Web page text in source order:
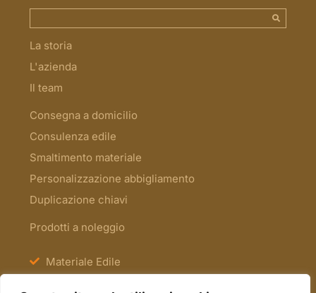
La storia
L'azienda
Il team
Consegna a domicilio
Consulenza edile
Smaltimento materiale
Personalizzazione abbigliamento
Duplicazione chiavi
Prodotti a noleggio
Materiale Edile